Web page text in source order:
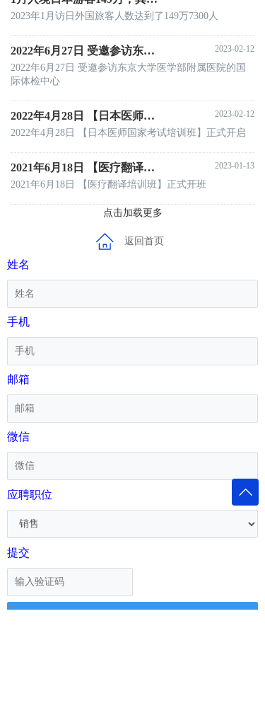
2023年1月访日外国旅客人数达到了149万7300人
2022年6月27日 受邀参访东京大学医学部附属医院的国际体检中心 2023-02-12
2022年6月27日 受邀参访东京大学医学部附属医院的国
际体检中心
2022年4月28日 【日本医师国家考试培训班】正式开启 2023-02-12
2022年4月28日 【日本医师国家考试培训班】正式开启
2021年6月18日 【医疗翻译培训班】正式开班 2023-01-13
2021年6月18日 【医疗翻译培训班】正式开班
点击加载更多
返回首页
姓名
手机
邮箱
微信
应聘职位
提交